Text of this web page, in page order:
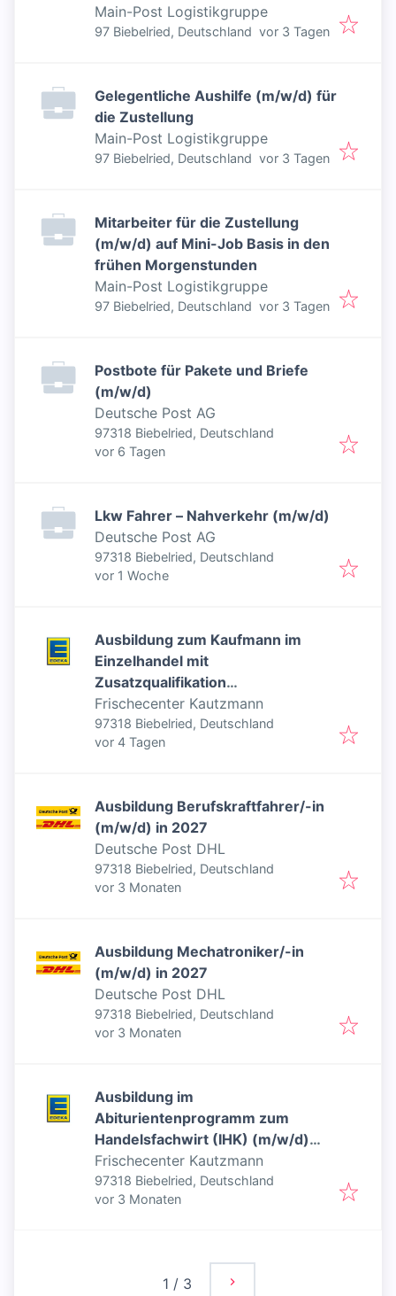
Main-Post Logistikgruppe
97 Biebelried, Deutschland Veröffentlicht
vor 3 Tagen
Gelegentliche Aushilfe (m/w/d) für
die Zustellung
Main-Post Logistikgruppe
97 Biebelried, Deutschland Veröffentlicht
vor 3 Tagen
Mitarbeiter für die Zustellung
(m/w/d) auf Mini-Job Basis in den
frühen Morgenstunden
Main-Post Logistikgruppe
97 Biebelried, Deutschland Veröffentlicht
vor 3 Tagen
Postbote für Pakete und Briefe
(m/w/d)
Deutsche Post AG
97318 Biebelried, Deutschland
Veröffentlicht
vor 6 Tagen
Lkw Fahrer – Nahverkehr (m/w/d)
Deutsche Post AG
97318 Biebelried, Deutschland
Veröffentlicht
vor 1 Woche
Ausbildung zum Kaufmann im
Einzelhandel mit
Zusatzqualifikation
Frischespezialist (m/w/d) 2026
Frischecenter Kautzmann
97318 Biebelried, Deutschland
Veröffentlicht
vor 4 Tagen
Ausbildung Berufskraftfahrer/-in
(m/w/d) in 2027
Deutsche Post DHL
97318 Biebelried, Deutschland
Veröffentlicht:
vor 3 Monaten
Ausbildung Mechatroniker/-in
(m/w/d) in 2027
Deutsche Post DHL
97318 Biebelried, Deutschland
Veröffentlicht:
vor 3 Monaten
Ausbildung im
Abiturientenprogramm zum
Handelsfachwirt (IHK) (m/w/d)
2026
Frischecenter Kautzmann
97318 Biebelried, Deutschland
Veröffentlicht:
vor 3 Monaten
1 / 3